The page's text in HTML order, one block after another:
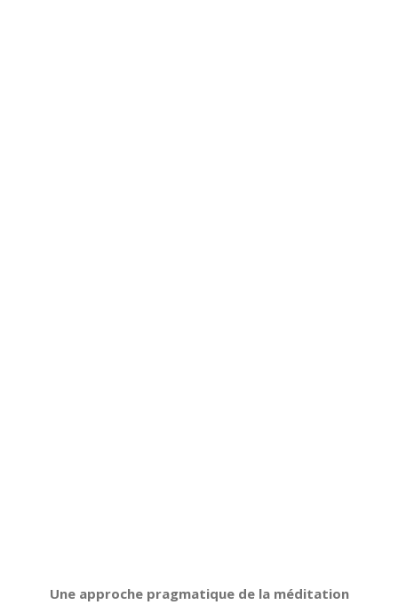
Une approche pragmatique de la méditation